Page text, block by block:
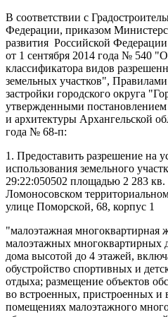
В соответствии с
Федерации, приказом
развития Российской Федерации
от 1 сентября 2014 года № 540
классификатора видов
земельных участков",
застройки городского округа
утвержденными постановлением
и архитектуры Архангельской
года № 68-п:
1. Предоставить разрешение на
использования земельного
29:22:050502 площадью 2 283
Ломоносовском
улице Поморской, 68, корпус 1
"малоэтажная многоквартирная
малоэтажных многоквартирных
дома высотой до 4 этажей,
обустройство спортивных и
отдыха; размещение объектов
во встроенных, пристроенных и
помещениях малоэтажного